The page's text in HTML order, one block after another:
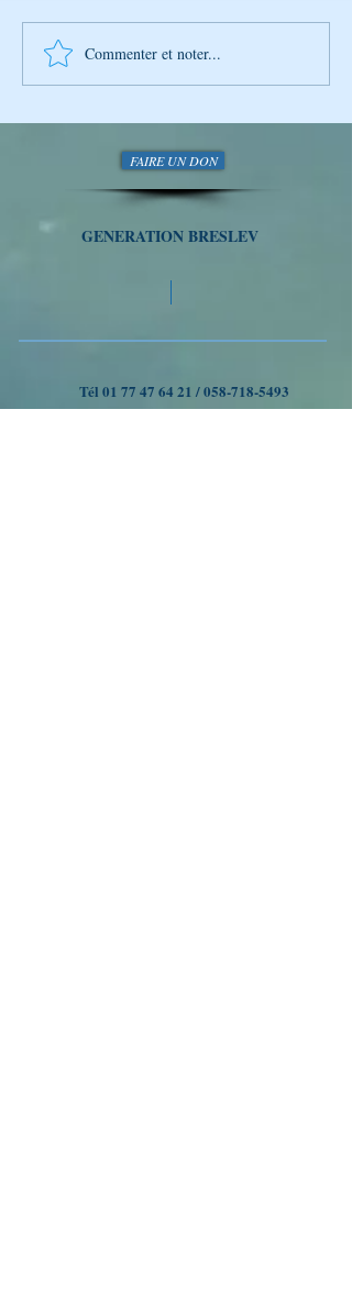
Ma journée avec Rabenou
Commenter et noter...
FAIRE UN DON
GENERATION BRESLEV
Tél 01 77 47 64 21 /058-718-5493